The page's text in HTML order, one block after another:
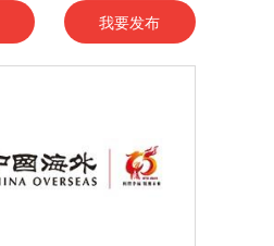
我要发布